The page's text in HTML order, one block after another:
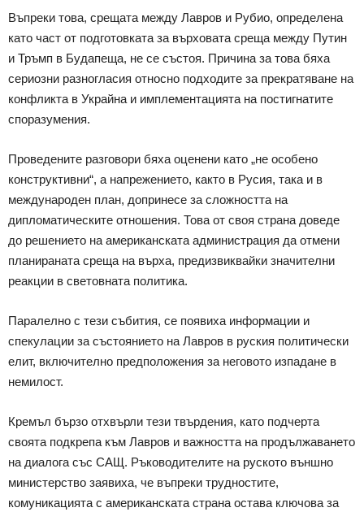
Въпреки това, срещата между Лавров и Рубио, определена
като част от подготовката за върховата среща между Путин
и Тръмп в Будапеща, не се състоя. Причина за това бяха
сериозни разногласия относно подходите за прекратяване на
конфликта в Украйна и имплементацията на постигнатите
споразумения.
Проведените разговори бяха оценени като „не особено
конструктивни“, а напрежението, както в Русия, така и в
международен план, допринесе за сложността на
дипломатическите отношения. Това от своя страна доведе
до решението на американската администрация да отмени
планираната среща на върха, предизвиквайки значителни
реакции в световната политика.
Паралелно с тези събития, се появиха информации и
спекулации за състоянието на Лавров в руския политически
елит, включително предположения за неговото изпадане в
немилост.
Кремъл бързо отхвърли тези твърдения, като подчерта
своята подкрепа към Лавров и важността на продължаването
на диалога със САЩ. Ръководителите на руското външно
министерство заявиха, че въпреки трудностите,
комуникацията с американската страна остава ключова за